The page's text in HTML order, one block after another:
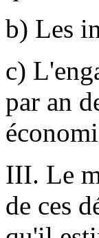
b) Les
c)
par an
III. Le
de ces